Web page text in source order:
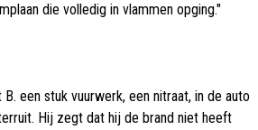
die volledig in vlammen opging."
een stuk vuurwerk, een nitraat, in de auto
Hij zegt dat hij de brand niet heeft